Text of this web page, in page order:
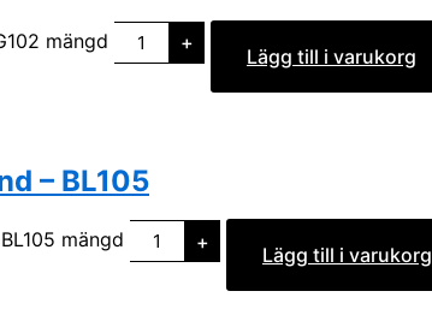
mängd +
Lägg till i varukorg
– BL105
mängd +
Lägg till i varukorg